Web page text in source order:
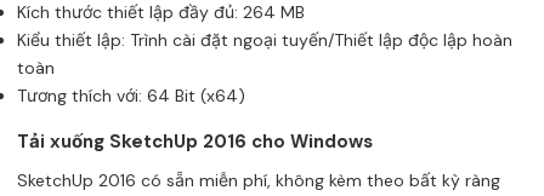
Kích thước thiết lập đầy đủ: 264 MB
Kiểu thiết lập: Trình cài đặt ngoại tuyến/Thiết lập độc lập hoàn
toàn
Tương thích với: 64 Bit (x64)
Tải xuống SketchUp 2016 cho Windows
SketchUp 2016 có sẵn miễn phí, không kèm theo bất kỳ ràng